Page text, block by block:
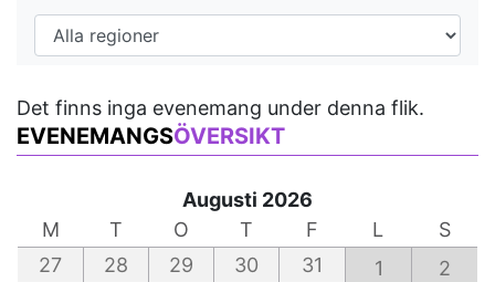
Det finns inga evenemang under denna flik.
EVENEMANGSÖVERSIKT
Augusti 2026
M
T O T F L
S
27
28 29 30 31 1 2